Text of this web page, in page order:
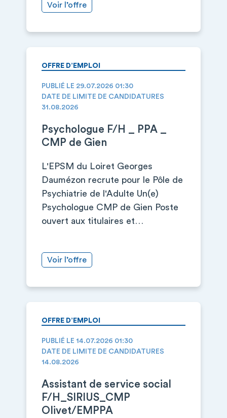
Voir l’offre
OFFRE D’EMPLOI
PUBLIÉ LE 29.07.2026 01:30
DATE DE LIMITE DE CANDIDATURES
31.08.2026
Psychologue F/H _ PPA _
CMP de Gien
L'EPSM du Loiret Georges
Daumézon recrute pour le Pôle de
Psychiatrie de l'Adulte Un(e)
Psychologue CMP de Gien Poste
ouvert aux titulaires et…
Voir l’offre
OFFRE D’EMPLOI
PUBLIÉ LE 14.07.2026 01:30
DATE DE LIMITE DE CANDIDATURES
14.08.2026
Assistant de service social
F/H_SIRIUS_CMP
Olivet/EMPPA